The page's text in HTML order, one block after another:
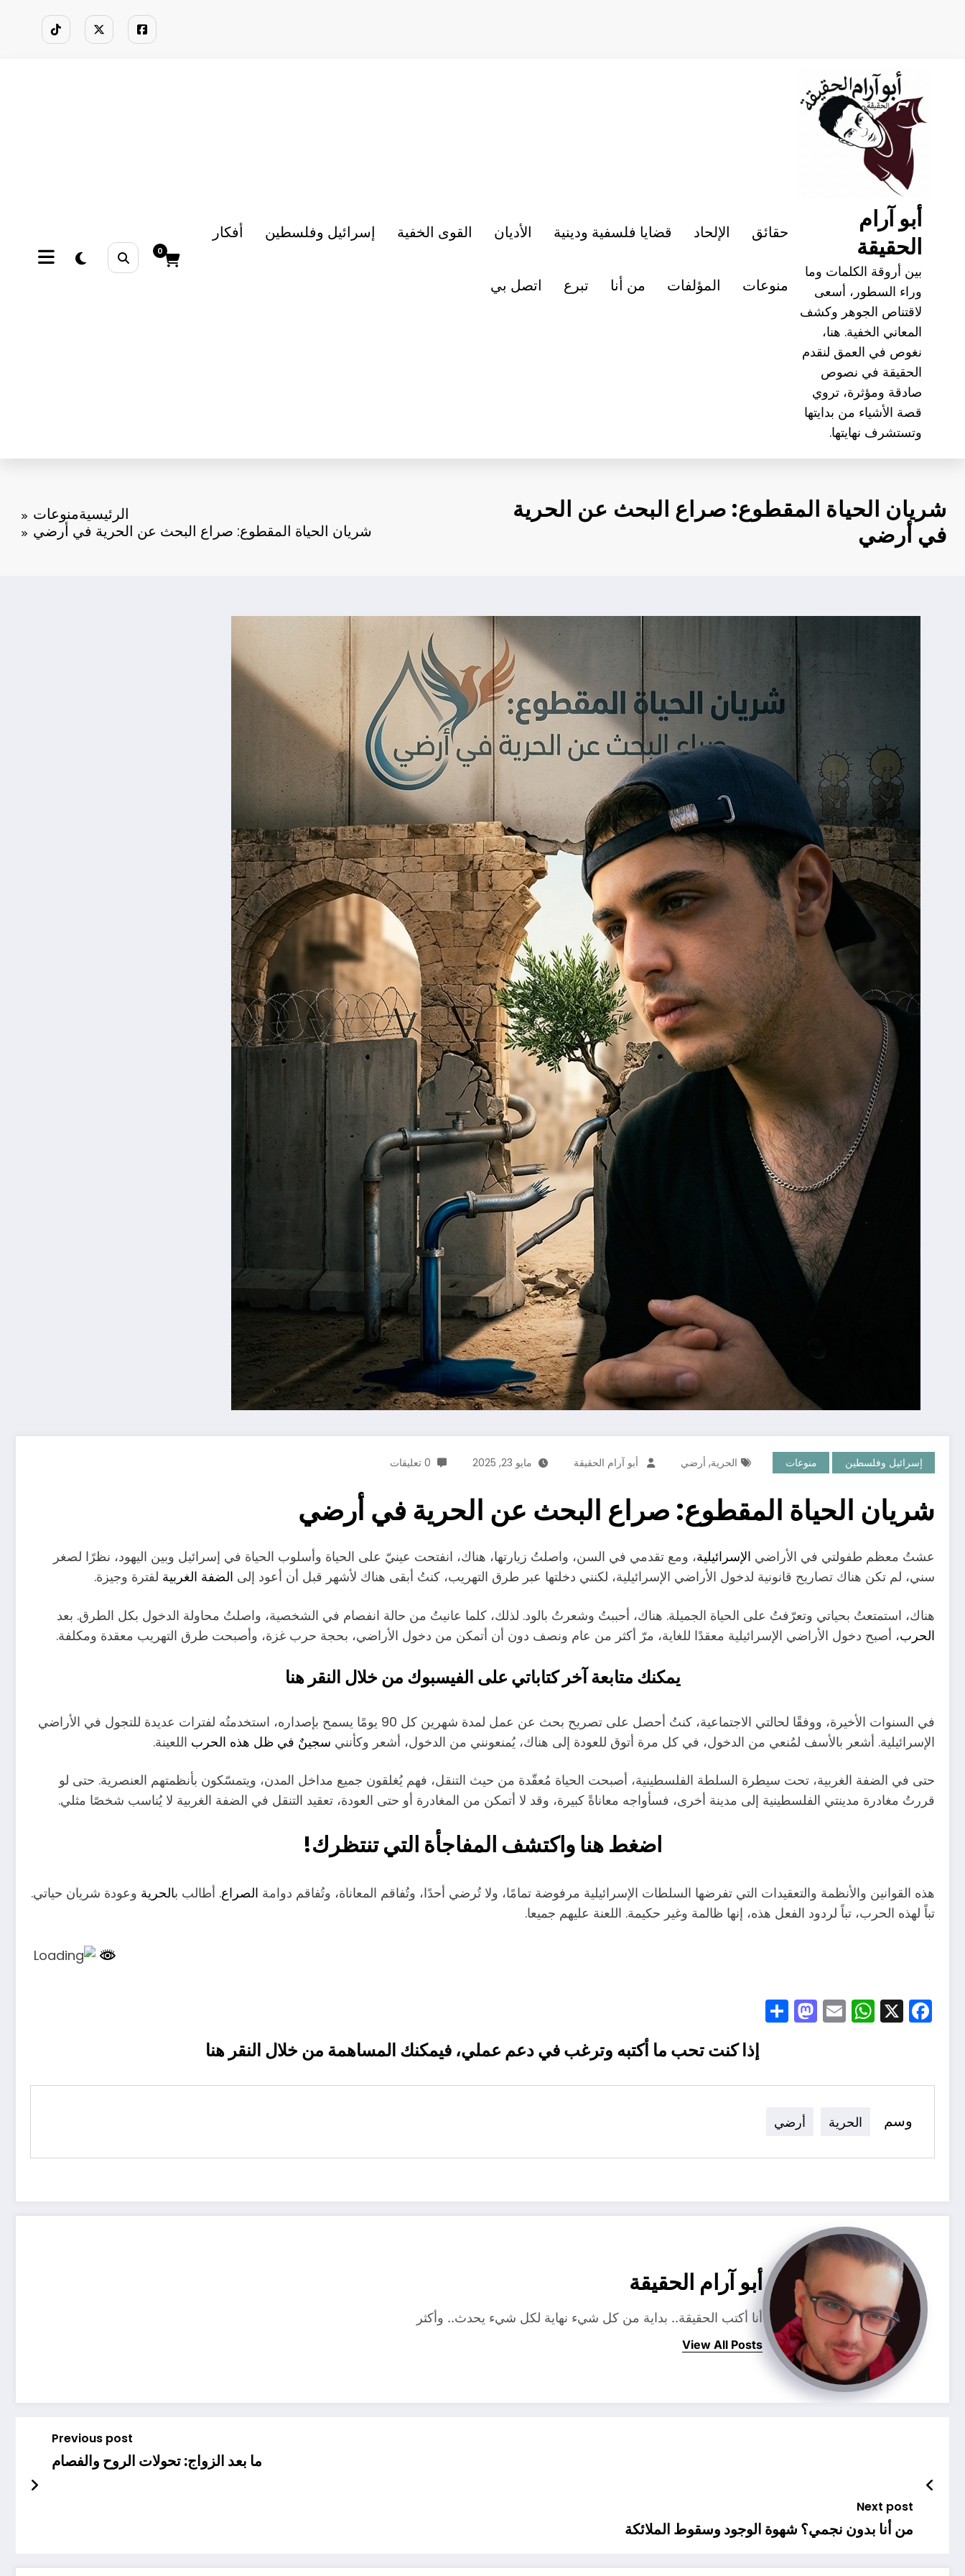
أبو آرام
الحقيقة
بين أروقة الكلمات وما
وراء السطور، أسعى
لاقتناص الجوهر وكشف
المعاني الخفية. هنا،
نغوص في العمق لنقدم
الحقيقة في نصوص
صادقة ومؤثرة، تروي
قصة الأشياء من بدايتها
وتستشرف نهايتها.
حقائق الإلحاد قضايا فلسفية ودينية الأديان القوى الخفية إسرائيل وفلسطين أفكار
منوعات المؤلفات من أنا تبرع اتصل بي
0
شريان الحياة المقطوع: صراع البحث عن الحرية
في أرضي
الرئيسيةمنوعات
شريان الحياة المقطوع: صراع البحث عن الحرية في أرضي
إسرائيل وفلسطين منوعات الحرية, أرضي أبو آرام الحقيقة مايو 23, 2025 0 تعليقات
شريان الحياة المقطوع: صراع البحث عن الحرية في أرضي
عشتُ معظم طفولتي في الأراضي الإسرائيلية، ومع تقدمي في السن، واصلتُ زيارتها، هناك، انفتحت عينيّ على الحياة وأسلوب الحياة في إسرائيل وبين اليهود، نظرًا لصغر
سني، لم تكن هناك تصاريح قانونية لدخول الأراضي الإسرائيلية، لكنني دخلتها عبر طرق التهريب، كنتُ أبقى هناك لأشهر قبل أن أعود إلى الضفة الغربية لفترة وجيزة.
هناك، استمتعتُ بحياتي وتعرّفتُ على الحياة الجميلة. هناك، أحببتُ وشعرتُ بالود. لذلك، كلما عانيتُ من حالة انفصام في الشخصية، واصلتُ محاولة الدخول بكل الطرق. بعد
الحرب، أصبح دخول الأراضي الإسرائيلية معقدًا للغاية، مرّ أكثر من عام ونصف دون أن أتمكن من دخول الأراضي، بحجة حرب غزة، وأصبحت طرق التهريب معقدة ومكلفة.
يمكنك متابعة آخر كتاباتي على الفيسبوك من خلال النقرهنا
في السنوات الأخيرة، ووفقًا لحالتي الاجتماعية، كنتُ أحصل على تصريح بحث عن عمل لمدة شهرين كل 90 يومًا يسمح بإصداره، استخدمتُه لفترات عديدة للتجول في الأراضي
الإسرائيلية. أشعر بالأسف لمُنعي من الدخول، في كل مرة أتوق للعودة إلى هناك، يُمنعونني من الدخول، أشعر وكأنني سجينٌ في ظل هذه الحرب اللعينة.
حتى في الضفة الغربية، تحت سيطرة السلطة الفلسطينية، أصبحت الحياة مُعقّدة من حيث التنقل، فهم يُغلقون جميع مداخل المدن، ويتمسّكون بأنظمتهم العنصرية. حتى لو
قررتُ مغادرة مدينتي الفلسطينية إلى مدينة أخرى، فسأواجه معاناةً كبيرة، وقد لا أتمكن من المغادرة أو حتى العودة، تعقيد التنقل في الضفة الغربية لا يُناسب شخصًا مثلي.
اضغط هنا واكتشف المفاجأة التي تنتظرك!
هذه القوانين والأنظمة والتعقيدات التي تفرضها السلطات الإسرائيلية مرفوضة تمامًا، ولا تُرضي أحدًا، وتُفاقم المعاناة، وتُفاقم دوامة الصراع. أطالب بالحرية وعودة شريان حياتي.
تباً لهذه الحرب، تباً لردود الفعل هذه، إنها ظالمة وغير حكيمة. اللعنة عليهم جميعا.
Facebook
X
WhatsApp
Email
Mastodon
إذا كنت تحب ما أكتبه وترغب في دعم عملي، فيمكنك المساهمة من خلال النقر هنا
وسم الحرية أرضي
أبو آرام الحقيقة
أنا أكتب الحقيقة.. بداية من كل شيء نهاية لكل شيء يحدث.. وأكثر
View All Posts
Previous post
ما بعد الزواج: تحولات الروح والفصام
Next post
من أنا بدون نجمي؟ شهوة الوجود وسقوط الملائكة